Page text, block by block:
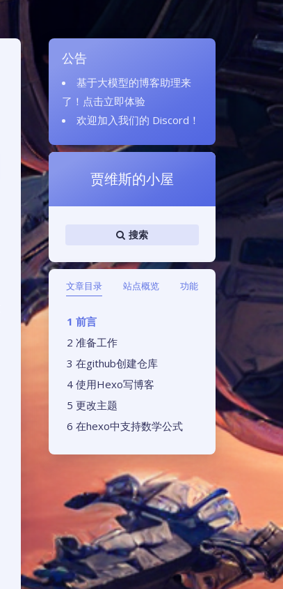
公告
基于大模型的博客助理来
了！ 点击立即体验
欢迎加入我们的 Discord ！
贾维斯的小屋
搜索
文章目录 站点概览 功能
前言
准备工作
在github创建仓库
使用Hexo写博客
更改主题
在hexo中支持数学公式